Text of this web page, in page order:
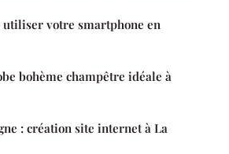
utiliser votre smartphone en
bohème champêtre idéale à
: création site internet à La